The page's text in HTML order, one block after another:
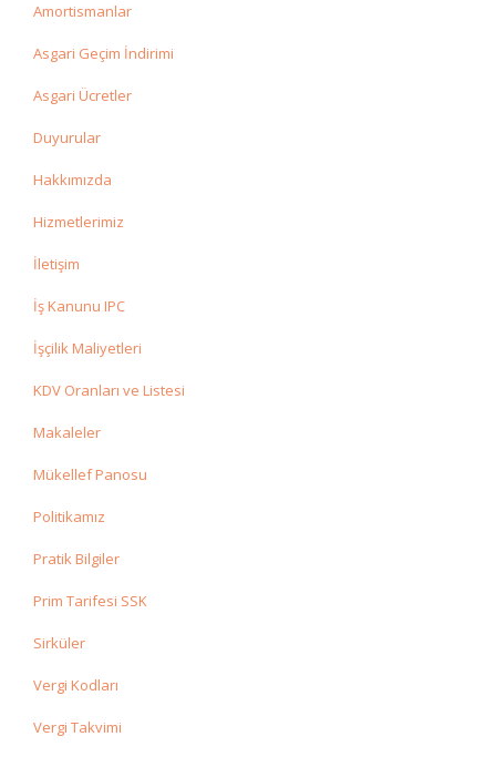
Amortismanlar
Asgari Geçim İndirimi
Asgari Ücretler
Duyurular
Hakkımızda
Hizmetlerimiz
İletişim
İş Kanunu IPC
İşçilik Maliyetleri
KDV Oranları ve Listesi
Makaleler
Mükellef Panosu
Politikamız
Pratik Bilgiler
Prim Tarifesi SSK
Sirküler
Vergi Kodları
Vergi Takvimi